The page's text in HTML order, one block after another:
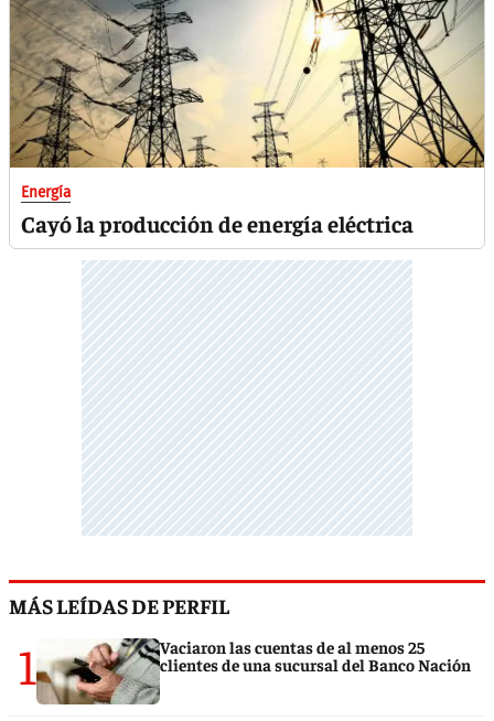
Energía
Cayó la producción de energía eléctrica
MÁS LEÍDAS DE PERFIL
1
Vaciaron las cuentas de al menos 25
clientes de una sucursal del Banco Nación